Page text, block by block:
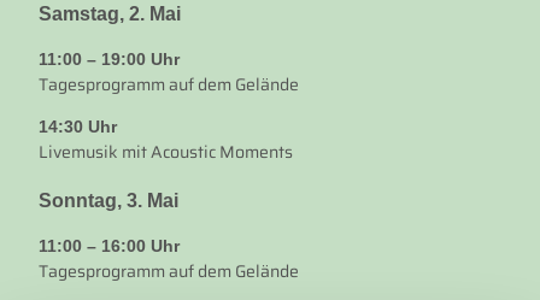
Samstag, 2. Mai
11:00 – 19:00 Uhr
Tagesprogramm auf dem Gelände
14:30 Uhr
Livemusik mit Acoustic Moments
Sonntag, 3. Mai
11:00 – 16:00 Uhr
Tagesprogramm auf dem Gelände